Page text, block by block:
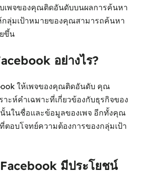
เพจของคุณติดอันดับบนผลการค้นหา
กลุ่มเป้าหมายของคุณสามารถค้นหา
ขึ้น
อย่างไร?
ให้เพจของคุณติดอันดับ คุณ
าะห์คำเฉพาะที่เกี่ยวข้องกับธุรกิจของ
นในชื่อและข้อมูลของเพจ อีกทั้งคุณ
ตอบโจทย์ความต้องการของกลุ่มเป้า
มีประโยชน์